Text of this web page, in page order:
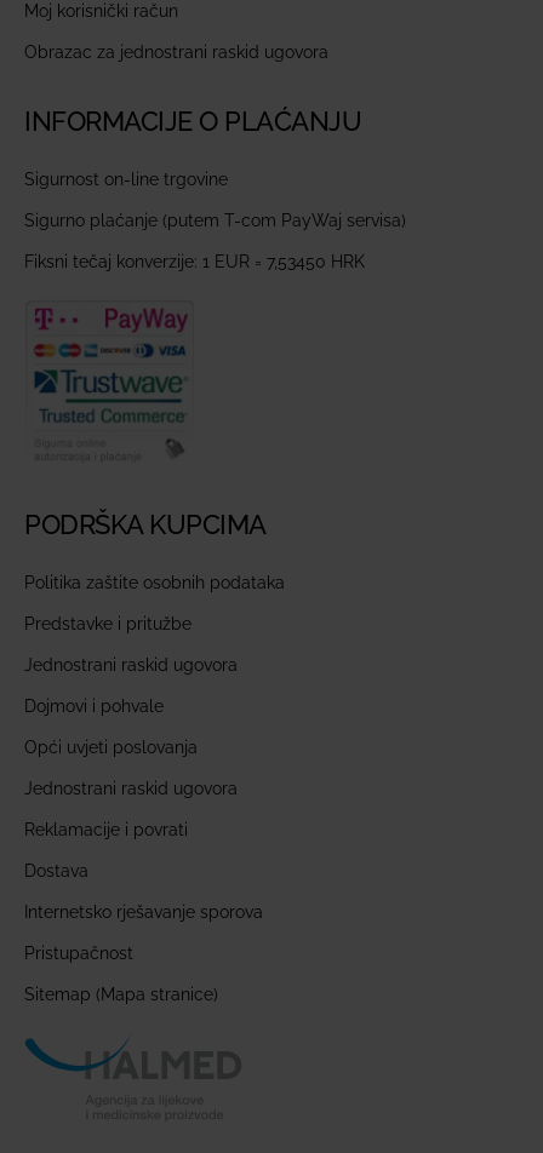
Moj korisnički račun
Obrazac za jednostrani raskid ugovora
INFORMACIJE O PLAĆANJU
Sigurnost on-line trgovine
Sigurno plaćanje (putem T-com PayWaj servisa)
Fiksni tečaj konverzije: 1 EUR = 7,53450 HRK
PODRŠKA KUPCIMA
Politika zaštite osobnih podataka
Predstavke i pritužbe
Jednostrani raskid ugovora
Dojmovi i pohvale
Opći uvjeti poslovanja
Jednostrani raskid ugovora
Reklamacije i povrati
Dostava
Internetsko rješavanje sporova
Pristupačnost
Sitemap (Mapa stranice)